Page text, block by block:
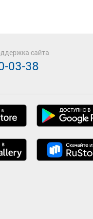
сайта
03-38